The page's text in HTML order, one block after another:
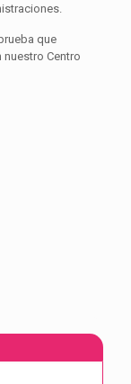
que
Centro